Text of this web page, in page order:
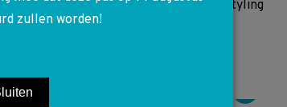
Pomp
Sierlijst Links Achter AMG Styling
zullen worden!